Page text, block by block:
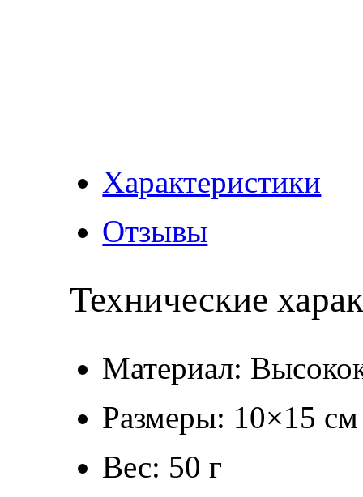
Характеристики
Отзывы
Технические
Материал:
Размеры: 10×15 см
Вес: 50 г